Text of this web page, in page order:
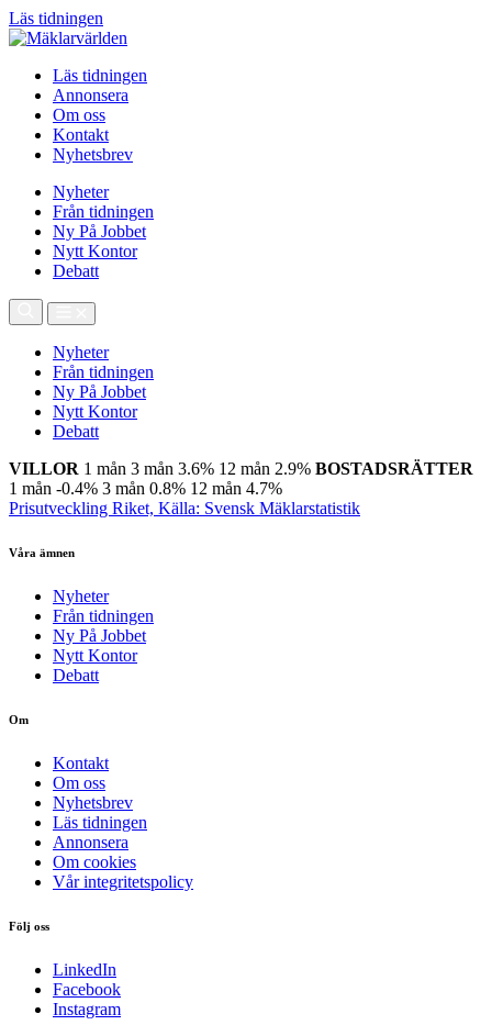
Läs tidningen
Läs tidningen
Annonsera
Om oss
Kontakt
Nyhetsbrev
Nyheter
Från tidningen
Ny På Jobbet
Nytt Kontor
Debatt
Nyheter
Från tidningen
Ny På Jobbet
Nytt Kontor
Debatt
VILLOR 1 mån 3 mån 3.6% 12 mån 2.9% BOSTADSRÄTTER
1 mån -0.4% 3 mån 0.8% 12 mån 4.7%
Prisutveckling Riket, Källa: Svensk Mäklarstatistik
Våra ämnen
Nyheter
Från tidningen
Ny På Jobbet
Nytt Kontor
Debatt
Om
Kontakt
Om oss
Nyhetsbrev
Läs tidningen
Annonsera
Om cookies
Vår integritetspolicy
Följ oss
LinkedIn
Facebook
Instagram